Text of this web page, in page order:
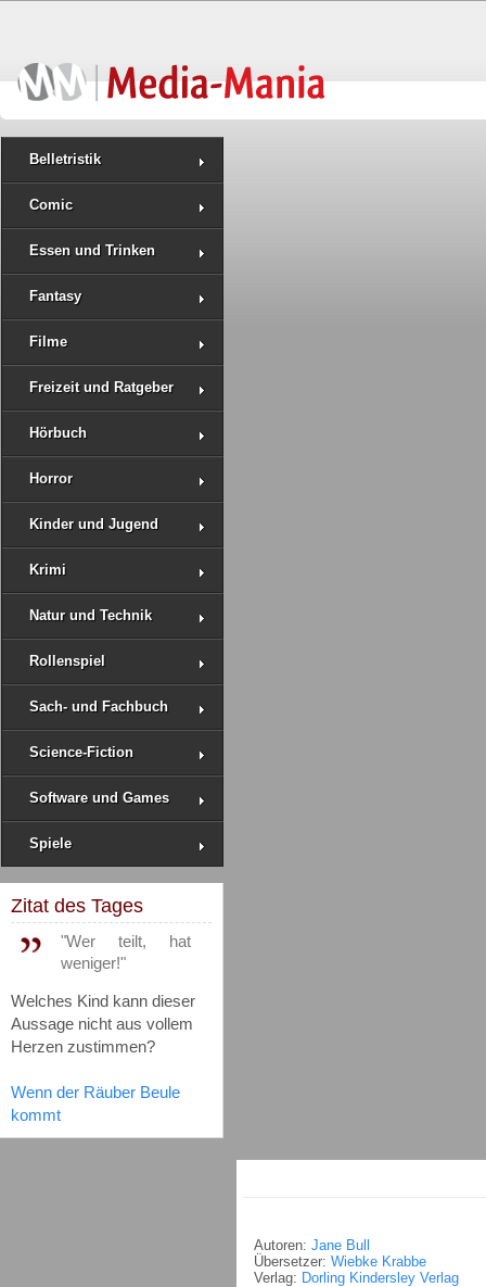
Belletristik
Comic
Essen und Trinken
Fantasy
Filme
Freizeit und Ratgeber
Hörbuch
Horror
Kinder und Jugend
Krimi
Natur und Technik
Rollenspiel
Sach- und Fachbuch
Science-Fiction
Software und Games
Spiele
Zitat des Tages
"Wer teilt, hat
weniger!"
Welches Kind kann dieser
Aussage nicht aus vollem
Herzen zustimmen?
Wenn der Räuber Beule
kommt
Autoren: Jane Bull
Übersetzer: Wiebke Krabbe
Verlag: Dorling Kindersley Verlag